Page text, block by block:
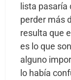
lista
perder más
resulta que
es lo que
alguno
lo había